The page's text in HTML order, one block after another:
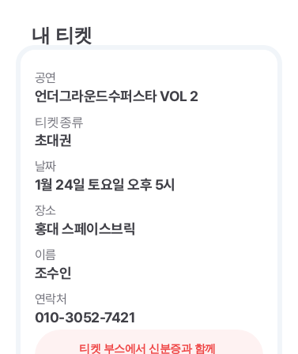
내 티켓
공연
언더그라운드수퍼스타 VOL 2
티켓종류
초대권
날짜
1월 24일 토요일 오후 5시
장소
홍대 스페이스브릭
이름
조수인
연락처
010-3052-7421
티켓 부스에서 신분증과 함께